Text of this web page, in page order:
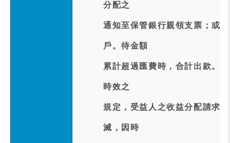
分配之
通知至保管銀行親領支票；或
戶。待金額
累計超過匯費時，合計出款。
時效之
規定，受益人之收益分配請求
滅，因時